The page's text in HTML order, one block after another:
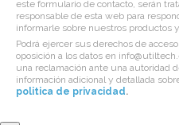
este formulario de contacto, serán
responsable de esta web para
informarle sobre nuestros productos
Podrá ejercer sus derechos de
oposición a los datos en
una reclamación ante una autoridad
información adicional y detallada
politica de privacidad.